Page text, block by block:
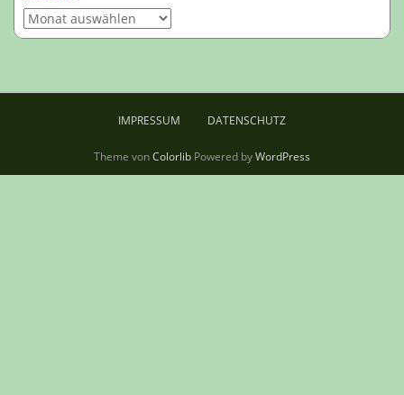
Archiv
IMPRESSUM DATENSCHUTZ
Theme vonColorlib Powered byWordPress